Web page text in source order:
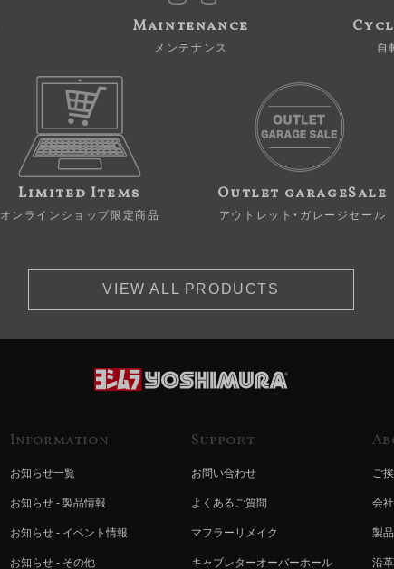
Maintenance
メンテナンス 自
Limited Items
オンラインショップ限定商品
Outlet garageSale
アウトレット・ガレージセール
VIEW ALL PRODUCTS
Information
お知らせ一覧
お知らせ - 製品情報
お知らせ - イベント情報
お知らせ - その他
Support
お問い合わせ
よくあるご質問
マフラーリメイク
キャブレターオーバーホール
ご
会
製
沿革